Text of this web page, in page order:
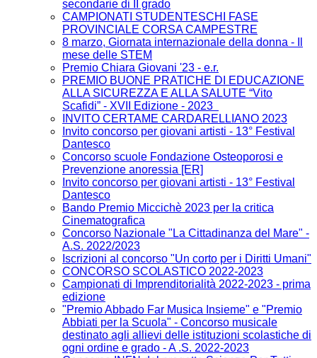
secondarie di II grado
CAMPIONATI STUDENTESCHI FASE
PROVINCIALE CORSA CAMPESTRE
8 marzo, Giornata internazionale della donna - Il
mese delle STEM
Premio Chiara Giovani '23 - e.r.
PREMIO BUONE PRATICHE DI EDUCAZIONE
ALLA SICUREZZA E ALLA SALUTE “Vito
Scafidi” - XVII Edizione - 2023
INVITO CERTAME CARDARELLIANO 2023
Invito concorso per giovani artisti - 13° Festival
Dantesco
Concorso scuole Fondazione Osteoporosi e
Prevenzione anoressia [ER]
Invito concorso per giovani artisti - 13° Festival
Dantesco
Bando Premio Miccichè 2023 per la critica
Cinematografica
Concorso Nazionale "La Cittadinanza del Mare" -
A.S. 2022/2023
Iscrizioni al concorso "Un corto per i Diritti Umani"
CONCORSO SCOLASTICO 2022-2023
Campionati di Imprenditorialità 2022-2023 - prima
edizione
"Premio Abbado Far Musica Insieme" e "Premio
Abbiati per la Scuola" - Concorso musicale
destinato agli allievi delle istituzioni scolastiche di
ogni ordine e grado - A .S. 2022-2023